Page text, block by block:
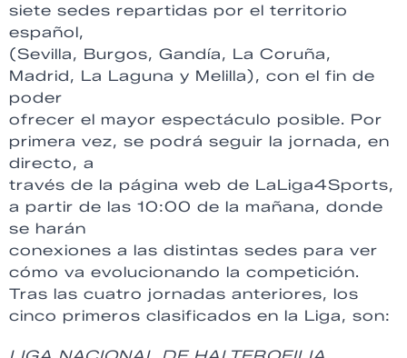
siete sedes repartidas por el territorio
español,
(Sevilla, Burgos, Gandía, La Coruña,
Madrid, La Laguna y Melilla), con el fin de
poder
ofrecer el mayor espectáculo posible. Por
primera vez, se podrá seguir la jornada, en
directo, a
través de la página web de LaLiga4Sports,
a partir de las 10:00 de la mañana, donde
se harán
conexiones a las distintas sedes para ver
cómo va evolucionando la competición.
Tras las cuatro jornadas anteriores, los
cinco primeros clasificados en la Liga, son: